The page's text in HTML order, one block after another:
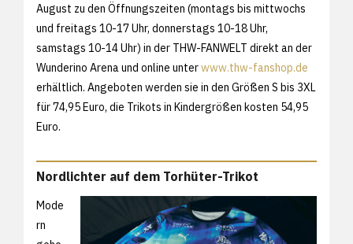
August zu den Öffnungszeiten (montags bis mittwochs
und freitags 10-17 Uhr, donnerstags 10-18 Uhr,
samstags 10-14 Uhr) in der THW-FANWELT direkt an der
Wunderino Arena und online unterwww.thw-fanshop.de
erhältlich. Angeboten werden sie in den Größen S bis 3XL
für 74,95 Euro, die Trikots in Kindergrößen kosten 54,95
Euro.
Nordlichter auf dem Torhüter-Trikot
Mode
rn